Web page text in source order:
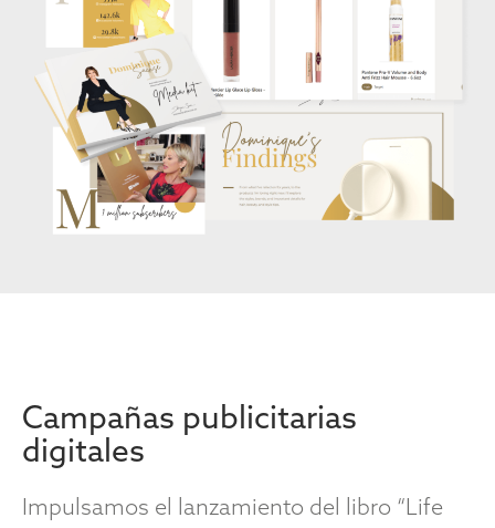
Campañas publicitarias
digitales
Impulsamos el lanzamiento del libro “Life